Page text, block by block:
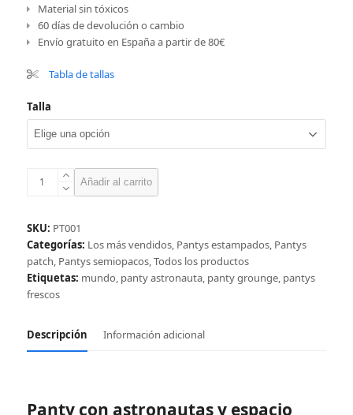
Material sin tóxicos
60 días de devolución o cambio
Envío gratuito en España a partir de 80€
Tabla de tallas
Talla
Panty
y
espacio
cantidad
Añadir al carrito
SKU: PT001
Categorías: Los más vendidos, Pantys estampados, Pantys
patch, Pantys semiopacos,Todos los productos
Etiquetas: mundo, panty astronauta, panty grounge, pantys
frescos
Descripción Información adicional
Panty con astronautas y espacio